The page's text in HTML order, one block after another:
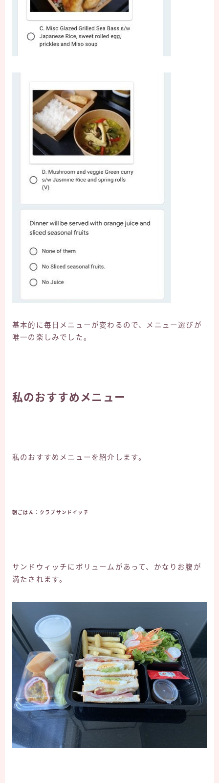
基本的に毎日メニューが変わるので、メニュー選びが
唯一の楽しみでした。
私のおすすめメニュー
私のおすすめメニューを紹介します。
朝ごはん：クラブサンドイッチ
サンドウィッチにボリュームがあって、かなりお腹が
満たされます。